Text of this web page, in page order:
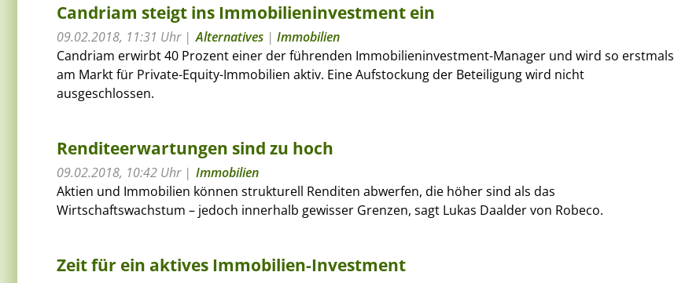
Candriam steigt ins Immobilieninvestment ein
09.02.2018, 11:31 Uhr Alternatives | Immobilien
Candriam erwirbt 40 Prozent einer der führenden Immobilieninvestment-Manager und wird so erstmals
am Markt für Private-Equity-Immobilien aktiv. Eine Aufstockung der Beteiligung wird nicht
ausgeschlossen.
Renditeerwartungen sind zu hoch
09.02.2018, 10:42 Uhr
Immobilien
Aktien und Immobilien können strukturell Renditen abwerfen, die höher sind als das
Wirtschaftswachstum – jedoch innerhalb gewisser Grenzen, sagt Lukas Daalder von Robeco.
Zeit für ein aktives Immobilien-Investment